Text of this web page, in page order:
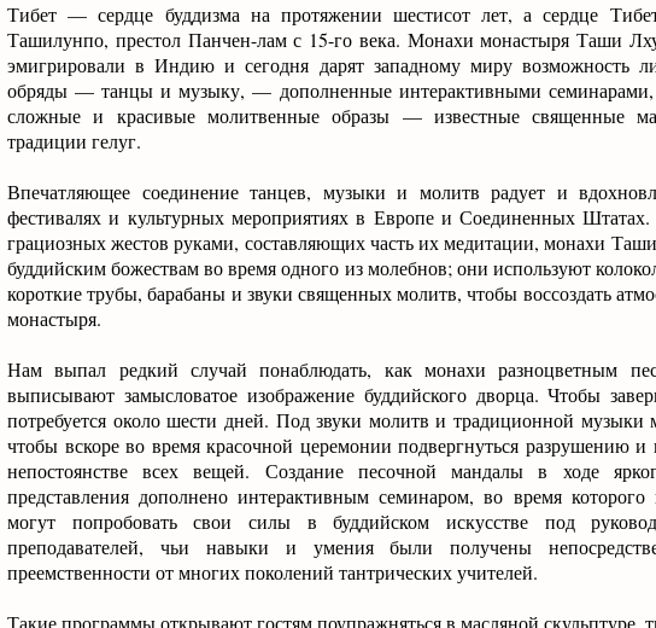
Тибет — сердце буддизма на протяжении шестисот лет, а сердце
Ташилунпо, престол Панчен-лам с 15-го века. Монахи монастыря Таши
эмигрировали в Индию и сегодня дарят западному миру возможность
обряды — танцы и музыку, — дополненные интерактивными семинарами,
сложные и красивые молитвенные образы — известные священные
традиции гелуг.
Впечатляющее соединение танцев, музыки и молитв радует и
фестивалях и культурных мероприятиях в Европе и Соединенных
грациозных жестов руками, составляющих часть их медитации, монахи
буддийским божествам во время одного из молебнов; они используют
короткие трубы, барабаны и звуки священных молитв, чтобы воссоздать
монастыря.
Нам выпал редкий случай понаблюдать, как монахи разноцветным
выписывают замысловатое изображение буддийского дворца. Чтобы
потребуется около шести дней. Под звуки молитв и традиционной музыки
чтобы вскоре во время красочной церемонии подвергнуться разрушению
непостоянстве всех вещей. Создание песочной мандалы в ходе
представления дополнено интерактивным семинаром, во время которого
могут попробовать свои силы в буддийском искусстве под
преподавателей, чьи навыки и умения были получены
преемственности от многих поколений тантрических учителей.
Такие программы открывают гостям поупражняться в масляной скульптуре,